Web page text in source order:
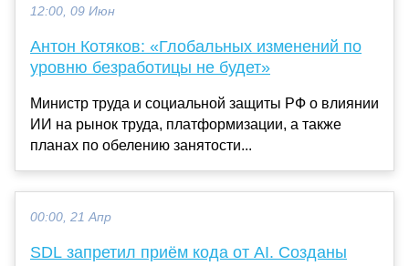
12:00, 09 Июн
Антон Котяков: «Глобальных изменений по
уровню безработицы не будет»
Министр труда и социальной защиты РФ о влиянии
ИИ на рынок труда, платформизации, а также
планах по обелению занятости...
00:00, 21 Апр
SDL запретил приём кода от AI. Созданы